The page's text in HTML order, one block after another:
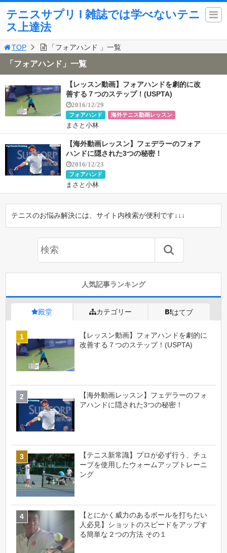
テニスサプリ l 雑誌では学べないテニ
ス上達法
TOP 「フォアハンド 」一覧
「フォアハンド」一覧
【レッスン動画】フォアハンドを劇的に改
善する７つのステップ！(USPTA)
2016/12/29
フォアハンド 海外テニス動画レッスン
まさと小林
【海外動画レッスン】フェデラーのフォア
ハンドに隠された3つの秘密！
2016/12/23
フォアハンド
まさと小林
テニスのお悩み解決には、サイト内検索が便利です↓↓↓
人気記事ランキング
殿堂 カテゴリー はてブ
【レッスン動画】フォアハンドを劇的に
改善する７つのステップ！(USPTA)
【海外動画レッスン】フェデラーのフォ
アハンドに隠された3つの秘密！
【テニス新常識】プロが必ず行う、チュ
ーブを使用したウォームアップトレーニ
ング
【とにかく威力のあるボールを打ちたい
人必見】ショットのスピードをアップす
る簡単な２つの方法 その１